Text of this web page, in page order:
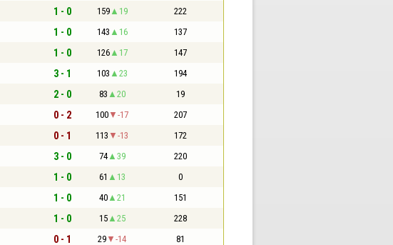
1 - 0 159 19 222
1 - 0 143 16 137
1 - 0 126 17 147
3 - 1 103 23 194
2 - 0 83 20 19
0 - 2 100 -17 207
0 - 1 113 -13 172
3 - 0 74 39 220
1 - 0 61 13 0
1 - 0 40 21 151
1 - 0 15 25 228
0 - 1 29 -14 81